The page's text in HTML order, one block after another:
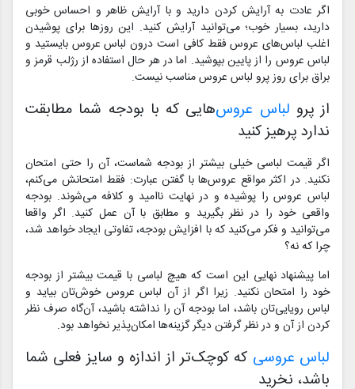
اگر عادت به آرایش کردن دارید و با آرایش ظاهر و احساس خوبی
دارید، بسیار خوب؛ می‌توانید آرایش کنید. این روز‌ها برای پوشیدن
اغلب لباس‌های عروس فقط کافی است درون لباس عروس بایستید و
لباس عروس را از پایین بپوشید. اما در هر حال استفاده از رژلب قرمز و
براق برای روز پرو لباس عروس مناسب نیست.
از پرو لباس عروس‌هایی که با بودجه شما مطابقت
ندارد پرهیز کنید
اگر قیمت لباسی خیلی بیشتر از بودجه شماست، آن را حتی امتحان
نکنید. در اکثر مواقع عروس‌ها با گفتن عبارت: فقط امتحانش می‌کنم،
لباس عروس را پوشیده و در نهایت ناامید و کلافه می‌شوند. بودجه
واقعی خود را در نظر بگیرید و مطابق با آن عمل کنید. اگر واقعا
می‌توانید و فکر می‌کنید که با افزایش بودجه، تفاوتی ایجاد خواهد شد،
چرا که نه؟
اما پیشنهاد نهایی این است که هیچ لباسی با قیمت بیشتر از بودجه
خود را امتحان نکنید. زیرا اگر از آن لباس عروس خوش‌تان بیاید و
لباس رویایی‌تان باشد، اما بودجه آن را نداشته باشید، آن‌گاه صرف نظر
کردن از آن و در نظر گرفتن دیگر گزینه‌ها امکان‌پذیر نخواهد بود.
لباس عروسی که کوچک‌تر از اندازه و سایز فعلی شما
باشد، نخرید